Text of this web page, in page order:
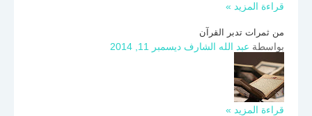
قراءة المزيد »
من ثمرات تدبر القرآن
بواسطة عبد الله الشارف ديسمبر 11, 2014
قراءة المزيد »